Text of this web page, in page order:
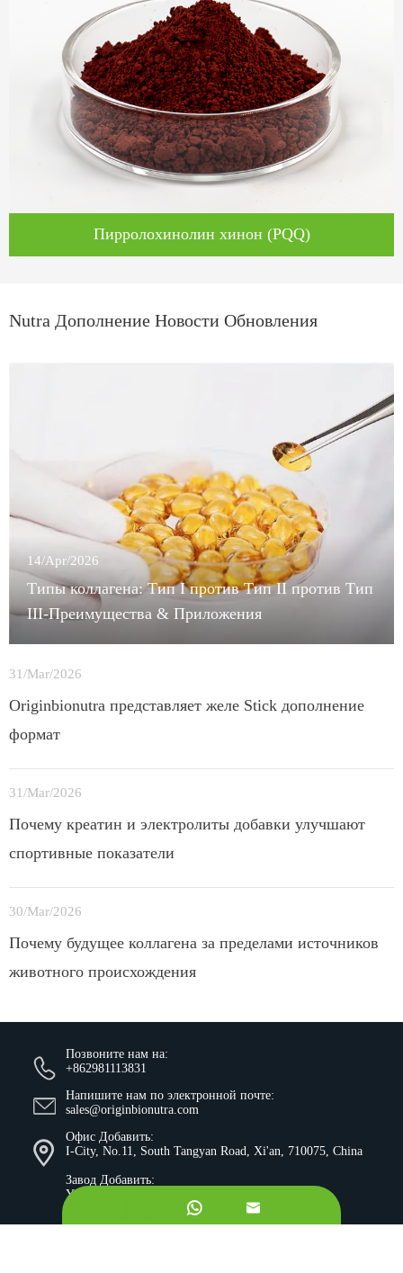
Пирролохинолин хинон (PQQ)
Nutra Дополнение Новости Обновления
14/Apr/2026
Типы коллагена: Тип I против Тип II против Тип
III-Преимущества & Приложения
31/Mar/2026
Originbionutra представляет желе Stick дополнение
формат
31/Mar/2026
Почему креатин и электролиты добавки улучшают
спортивные показатели
30/Mar/2026
Почему будущее коллагена за пределами источников
животного происхождения
Позвоните нам на:
+862981113831
Напишите нам по электронной почте:
sales@originbionutra.com
Офис Добавить:
I-City, No.11, South Tangyan Road, Xi'an, 710075, China
Завод Добавить:
Yangling, Shaanxi, China
 